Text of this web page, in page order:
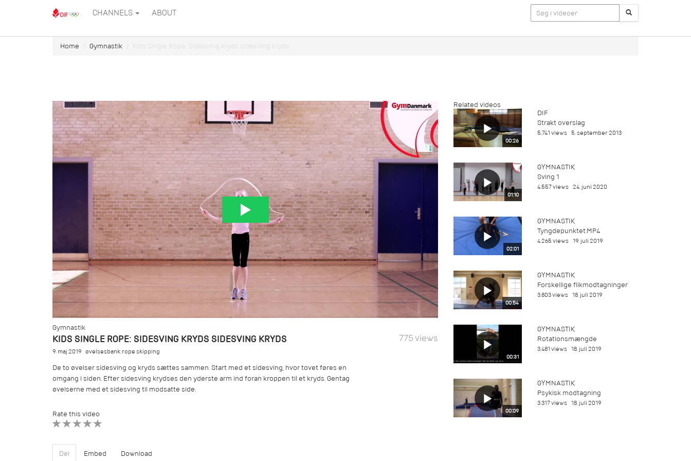
CHANNELS ABOUT
Home Gymnastik Kids Single Rope: Sidesving kryds sidesving kryds
Gymnastik
KIDS SINGLE ROPE: SIDESVING KRYDS SIDESVING KRYDS 775 views
9. maj 2019 øvelsesbank:rope skipping
De to øvelser sidesving og kryds sættes sammen. Start med et sidesving, hvor tovet føres en
omgang i siden. Efter sidesving krydses den yderste arm ind foran kroppen til et kryds. Gentag
øvelserne med et sidesving til modsatte side.
Rate this video
Del Embed Download
Related videos
00:26
DIF
Strakt overslag
5.741 views 5. september 2013
01:10
GYMNASTIK
Sving 1
4.557 views 24. juni 2020
02:01
GYMNASTIK
Tyngdepunktet.MP4
4.265 views 19. juli 2019
00:54
GYMNASTIK
Forskellige flikmodtagninger
3.803 views 18. juli 2019
00:31
GYMNASTIK
Rotationsmængde
3.481 views 18. juli 2019
00:09
GYMNASTIK
Psykisk modtagning
3.317 views 18. juli 2019